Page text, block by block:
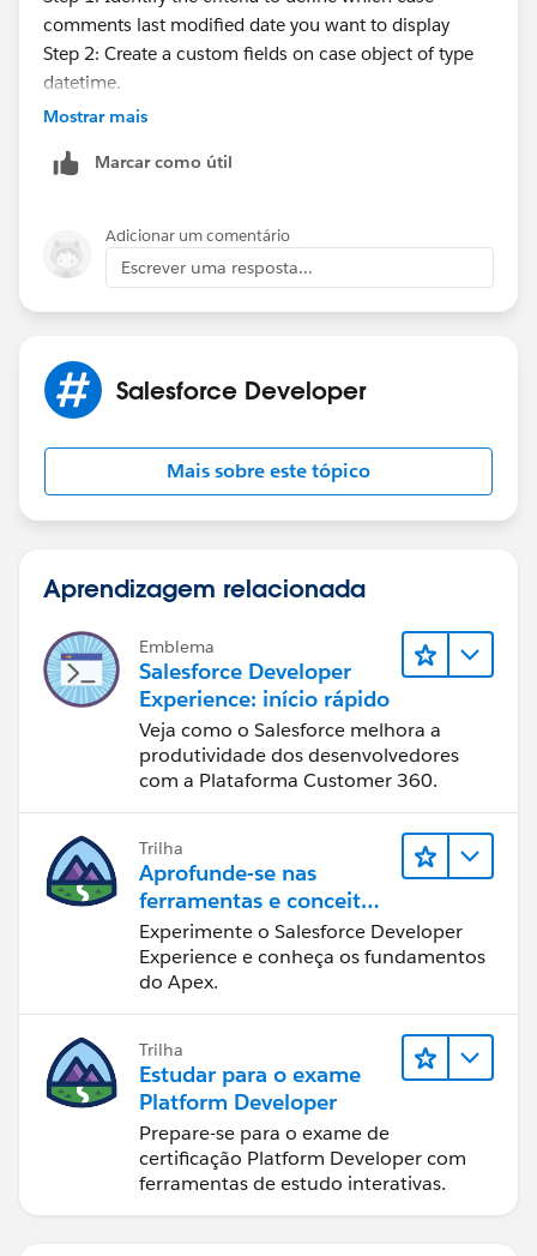
comments last modified date you want to display
Step 2: Create a custom fields on case object of type
datetime.
Step 3: Depending upon the complexity of the criteria
update the information on the custom field created on
Step 4: Add this custom field to the list view of case.
Hope this helps.
Mostrar mais
Marcar como útil
Adicionar um comentário
Escrever uma resposta...
Salesforce Developer
Mais sobre este tópico
Aprendizagem relacionada
Emblema
Salesforce Developer
Experience: início rápido
Veja como o Salesforce melhora a
produtividade dos desenvolvedores
com a Plataforma Customer 360.
Trilha
Aprofunde-se nas
ferramentas e conceitos
de desenvolvimento do
Salesforce
Experimente o Salesforce Developer
Experience e conheça os fundamentos
do Apex.
Trilha
Estudar para o exame
Platform Developer
Prepare-se para o exame de
certificação Platform Developer com
ferramentas de estudo interativas.